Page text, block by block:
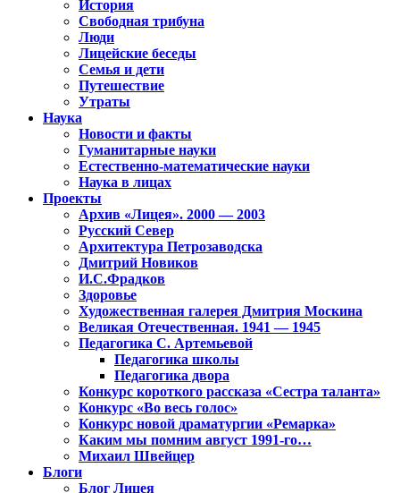
История
Свободная трибуна
Люди
Лицейские беседы
Семья и дети
Путешествие
Утраты
Наука
Новости и факты
Гуманитарные науки
Естественно-математические науки
Наука в лицах
Проекты
Архив «Лицея». 2000 — 2003
Русский Север
Архитектура Петрозаводска
Дмитрий Новиков
И.С.Фрадков
Здоровье
Художественная галерея Дмитрия Москина
Великая Отечественная. 1941 — 1945
Педагогика С. Артемьевой
Педагогика школы
Педагогика двора
Конкурс короткого рассказа «Сестра таланта»
Конкурс «Во весь голос»
Конкурс новой драматургии «Ремарка»
Каким мы помним август 1991-го…
Михаил Швейцер
Блоги
Блог Лицея